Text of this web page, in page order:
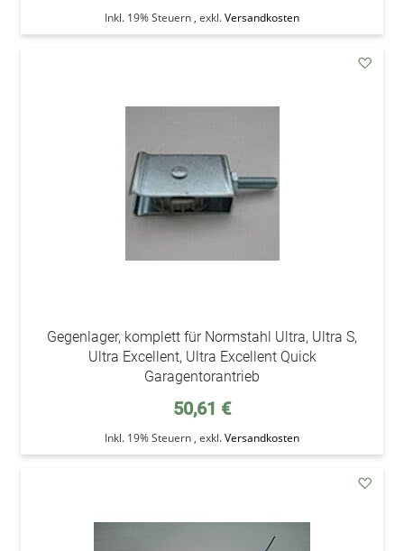
Inkl. 19% Steuern , exkl.Versandkosten
Gegenlager, komplett für Normstahl Ultra, Ultra S,
Ultra Excellent, Ultra Excellent Quick
Garagentorantrieb
50,61 €
Inkl. 19% Steuern , exkl.Versandkosten